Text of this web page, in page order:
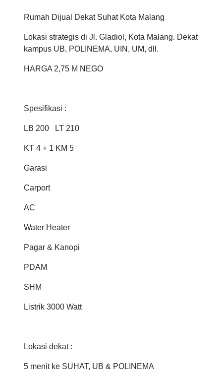
Rumah Dijual Dekat Suhat Kota Malang
Lokasi strategis di Jl. Gladiol, Kota Malang. Dekat
kampus UB, POLINEMA, UIN, UM, dll.
HARGA 2,75 M NEGO
Spesifikasi :
LB 200 LT 210
KT 4 + 1 KM 5
Garasi
Carport
AC
Water Heater
Pagar & Kanopi
PDAM
SHM
Listrik 3000 Watt
Lokasi dekat :
5 menit ke SUHAT, UB & POLINEMA